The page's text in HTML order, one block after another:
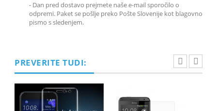
- Dan pred dostavo prejmete naše e-mail sporočilo o
odpremi. Paket se pošlje preko Pošte Slovenije kot blagovno
pismo s sledenjem.
PREVERITE TUDI: